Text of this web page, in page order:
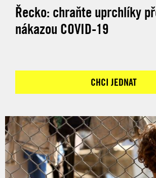
Řecko: chraňte uprchlíky
nákazou COVID-19
CHCI JEDNAT